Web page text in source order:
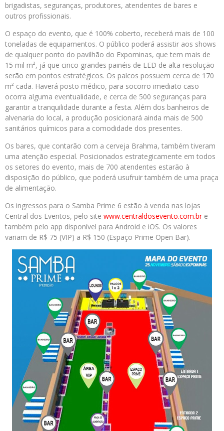
brigadistas, seguranças, produtores, atendentes de bares e
outros profissionais.
O espaço do evento, que é 100% coberto, receberá mais de 100
toneladas de equipamentos. O público poderá assistir aos shows
de qualquer ponto do pavilhão do Expominas, que tem mais de
15 mil m², já que cinco grandes painéis de LED de alta resolução
serão em pontos estratégicos. Os palcos possuem cerca de 170
m² cada. Haverá posto médico, para socorro imediato caso
ocorra alguma eventualidade, e cerca de 500 seguranças para
garantir a tranquilidade durante a festa. Além dos banheiros de
alvenaria do local, a produção posicionará ainda mais de 500
sanitários químicos para a comodidade dos presentes.
Os bares, que contarão com a cerveja Brahma, também tiveram
uma atenção especial. Posicionados estrategicamente em todos
os setores do evento, mais de 700 atendentes estarão à
disposição do público, que poderá usufruir também de uma praça
de alimentação.
Os ingressos para o Samba Prime 6 estão à venda nas lojas
Central dos Eventos, pelo site www.centraldosevento.com.bre
também pelo app disponível para Android e iOS. Os valores
variam de R$ 75 (VIP) a R$ 150 (Espaço Prime Open Bar).